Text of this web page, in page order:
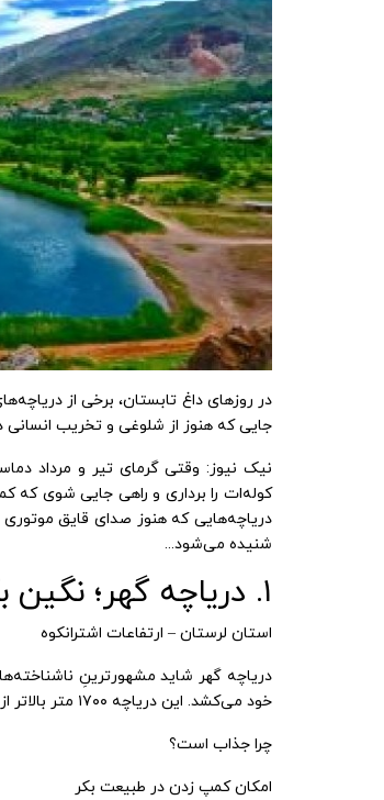
در روزهای داغ تابستان، برخی از
جایی که هنوز از شلوغی و تخریب انسانی
کوله‌ات را برداری و راهی جایی شوی که
دریاچه‌هایی که هنوز صدای قایق
شنیده می‌شود...
۱. دریاچه گهر؛ نگین بکر زاگرس
استان لرستان – ارتفاعات اشترانکوه
دریاچه گهر شاید مشهورترینِ
خود می‌کشد. این دریاچه ۱۷۰۰ متر بالاتر از سطح دریاست و دمای هوا حتی در تیرماه هم خنک است.
چرا جذاب است؟
امکان کمپ زدن در طبیعت بکر